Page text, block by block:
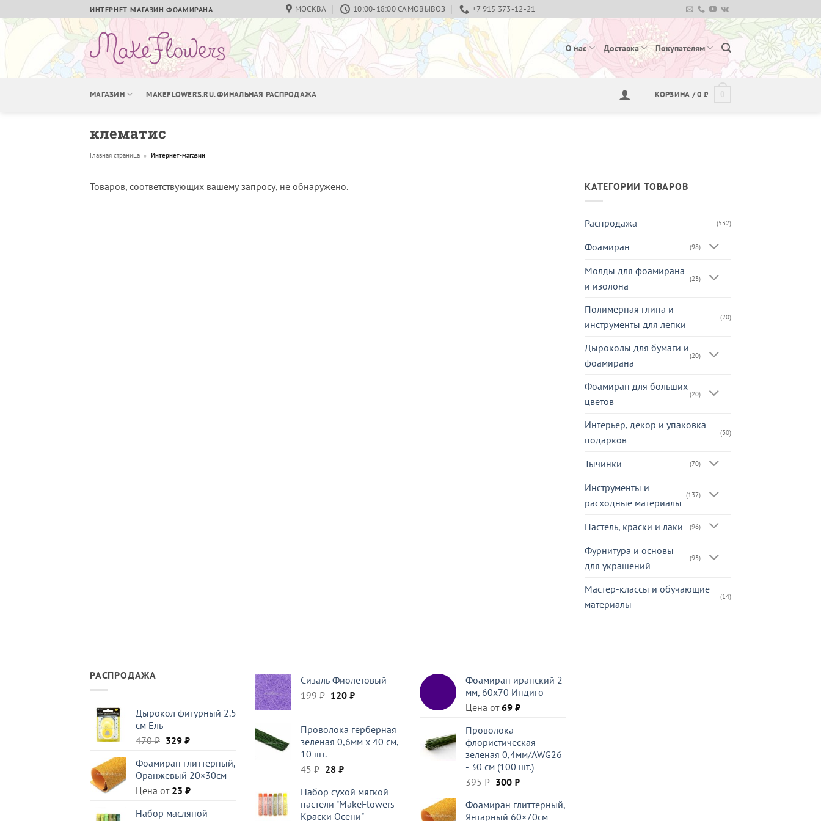
to
content
ИНТЕРНЕТ-МАГАЗИН ФОАМИРАНА МОСКВА 10:00-18:00 САМОВЫВОЗ +7 915 373-12-21
О нас Доставка Покупателям
МАГАЗИН MAKEFLOWERS.RU. ФИНАЛЬНАЯ РАСПРОДАЖА КОРЗИНА /0 ₽
клематис
Главная страница » Интернет-магазин
Товаров, соответствующих вашему запросу, не обнаружено. КАТЕГОРИИ ТОВАРОВ
Распродажа (532)
Фоамиран (98)
Молды для фоамирана
и изолона
(23)
Полимерная глина и
инструменты для лепки
(20)
Дыроколы для бумаги и
фоамирана
(20)
Фоамиран для больших
цветов
(20)
Интерьер, декор и упаковка
подарков
(30)
Тычинки (70)
Инструменты и
расходные материалы
(137)
Пастель, краски и лаки (96)
Фурнитура и основы
для украшений
(93)
Мастер-классы и обучающие
материалы
(14)
РАСПРОДАЖА
Дырокол фигурный 2.5
см Ель
470₽ Первоначальная
составляла
470 ₽.
329 ₽Текущая
329 ₽.
Фоамиран глиттерный,
Оранжевый 20×30см
Цена от 23 ₽
Набор масляной
Сизаль Фиолетовый
199₽ Первоначальная
199 ₽.
120 ₽Текущая
Проволока герберная
зеленая 0,6мм x 40 см,
10 шт.
45₽ Первоначальная
составляла
45 ₽.
28 ₽Текущая
28 ₽.
Набор сухой мягкой
пастели "MakeFlowers
Краски Осени"
Фоамиран иранский 2
мм, 60х70 Индиго
Цена от69 ₽
Проволока
флористическая
зеленая 0,4мм/AWG26
- 30 см (100 шт.)
395₽ Первоначальная
составляла
300 ₽Текущая
300 ₽.
Фоамиран глиттерный,
Янтарный 60×70см